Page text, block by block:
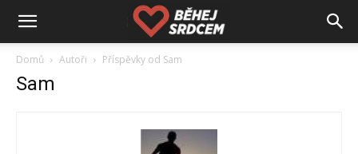
Domů Autoři Příspěvky od Sam
Sam